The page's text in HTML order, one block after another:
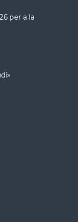
per a la